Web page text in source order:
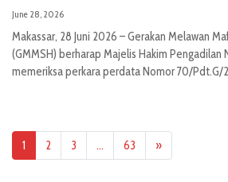
June 28, 2026
Makassar, 28 Juni 2026 – Gerakan Melawan
(GMMSH) berharap Majelis Hakim Pengadilan
memeriksa perkara perdata Nomor 70/Pdt.G/
1 2 3 … 63 »